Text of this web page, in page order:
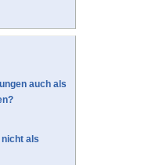
auch als
als